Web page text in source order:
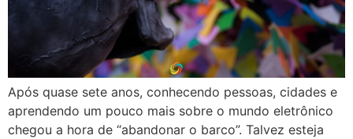
Após quase sete anos, conhecendo pessoas, cidades e
aprendendo um pouco mais sobre o mundo eletrônico
chegou a hora de “abandonar o barco”. Talvez esteja